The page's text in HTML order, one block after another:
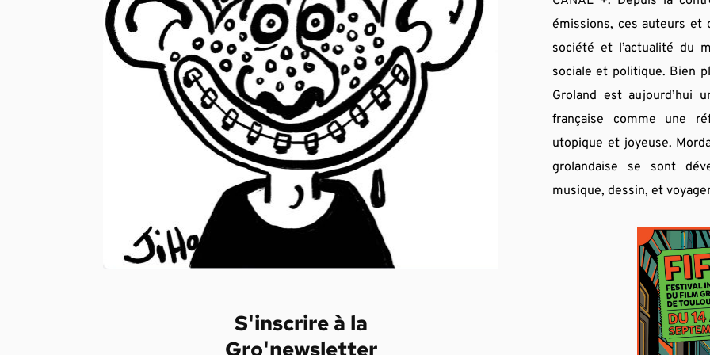
S'inscrire à la
Gro'newsletter
émissions, ces auteurs et
société et l’actualité du
sociale et politique. Bien
Groland est aujourd’hui
française comme une
utopique et joyeuse.
grolandaise se sont
musique, dessin, et